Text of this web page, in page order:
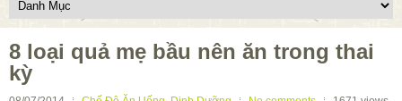
8 loại quả mẹ bầu nên ăn trong thai
kỳ